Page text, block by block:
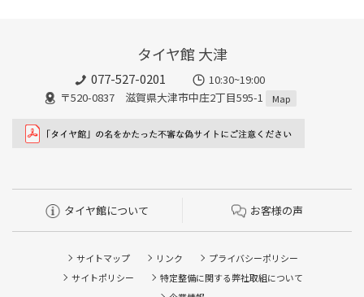
タイヤ館 大津
077-527-0201
10:30~19:00
〒520-0837 滋賀県大津市中庄2丁目595-1
Map
タイヤ館について お客様の声
サイトマップ リンク
プライバシーポリシー
サイトポリシー
特定整備に関する弊社取組について